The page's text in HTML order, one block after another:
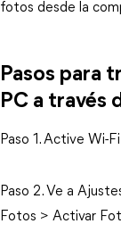
fotos desde la
Pasos para
PC a través
Paso 1. Active Wi-
Paso 2. Ve a
Fotos > Activar